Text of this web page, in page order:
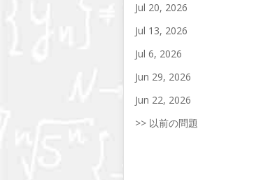
Jul 20, 2026
Jul 13, 2026
Jul 6, 2026
Jun 29, 2026
Jun 22, 2026
>> 以前の問題